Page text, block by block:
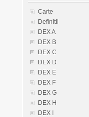
Carte
Definitii
DEX A
DEX B
DEX C
DEX D
DEX E
DEX F
DEX G
DEX H
DEX I